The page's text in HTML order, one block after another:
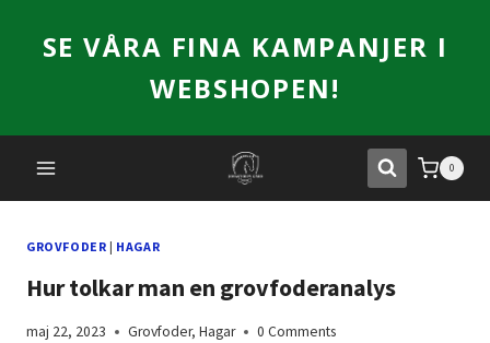
SE VÅRA FINA KAMPANJER I
WEBSHOPEN!
0
GROVFODER | HAGAR
Hur tolkar man en grovfoderanalys
maj 22, 2023 Grovfoder, Hagar 0 Comments